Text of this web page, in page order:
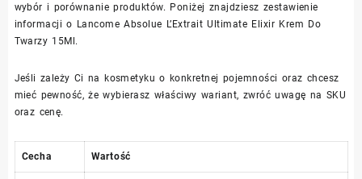
wybór i porównanie produktów. Poniżej znajdziesz zestawienie
informacji o Lancome Absolue L’Extrait Ultimate Elixir Krem Do
Twarzy 15Ml.
Jeśli zależy Ci na kosmetyku o konkretnej pojemności oraz chcesz
mieć pewność, że wybierasz właściwy wariant, zwróć uwagę na SKU
oraz cenę.
Cecha Wartość